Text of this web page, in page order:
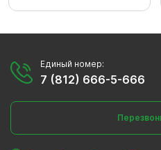
Единый номер:
7 (812) 666-5-666